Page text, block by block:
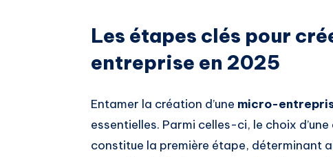
Les étapes clés pour
entreprise en 2025
Entamer la création d’une micro-
essentielles. Parmi celles-ci, le choix
constitue la première étape, déterminant